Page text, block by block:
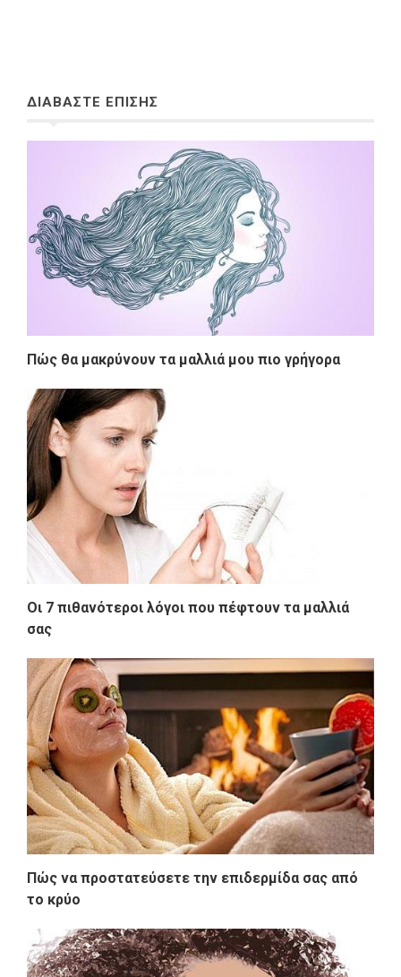
ΔΙΑΒΑΣΤΕ ΕΠΙΣΗΣ
Πώς θα μακρύνουν τα μαλλιά μου πιο γρήγορα
Οι 7 πιθανότεροι λόγοι που πέφτουν τα μαλλιά
σας
Πώς να προστατεύσετε την επιδερμίδα σας από
το κρύο